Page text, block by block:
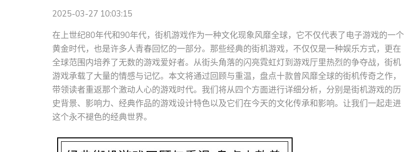
2025-03-27 10:03:15
在上世纪80年代和90年代，街机游戏作为一种文化现象风靡全球，它不仅代表了电子游戏的一个
黄金时代，也是许多人青春回忆的一部分。那些经典的街机游戏，不仅仅是一种娱乐方式，更在
全球范围内培养了无数的游戏爱好者。从街头角落的闪亮霓虹灯到游戏厅里热烈的争夺战，街机
游戏承载了大量的情感与记忆。本文将通过回顾与重温，盘点十款曾风靡全球的街机传奇之作，
带领读者重返那个激动人心的游戏时代。我们将从四个方面进行详细分析，分别是街机游戏的历
史背景、影响力、经典作品的游戏设计特色以及它们在今天的文化传承和影响。让我们一起走进
这个永不褪色的经典世界。